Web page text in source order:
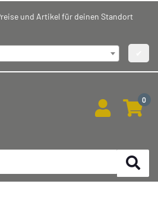
und Artikel für deinen Standort
0